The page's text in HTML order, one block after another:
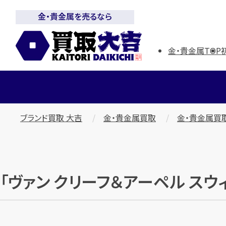
金・貴金属を売るなら
金・貴金属TOP
ブランド買取 大吉 金・貴金属買取 金・貴金属
「ヴァン クリーフ＆アーペル ス